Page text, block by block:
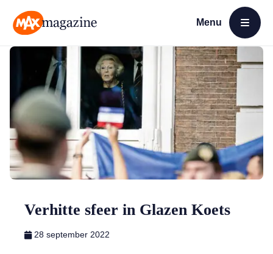
Menu
Open menu
Verhitte sfeer in Glazen Koets
28 september 2022